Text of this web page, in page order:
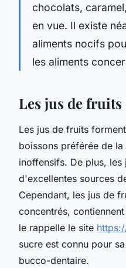
chocolats,
en vue. Il existe
aliments nocifs
les aliments
Les jus de fruits
Les jus de fruits
boissons préférée de
inoffensifs. De plus,
d'excellentes sources
Cependant, les jus de
concentrés,
le rappelle le site
sucre est connu pour
bucco-dentaire.